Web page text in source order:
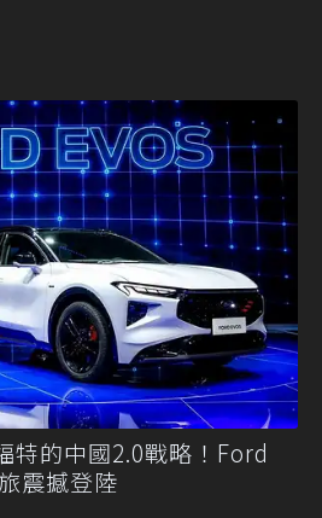
特的中國2.0戰略！Ford
震撼登陸